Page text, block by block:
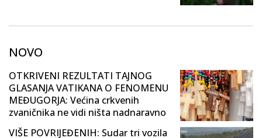
NOVO
OTKRIVENI REZULTATI TAJNOG
GLASANJA VATIKANA O FENOMENU
MEĐUGORJA: Većina crkvenih
zvaničnika ne vidi ništa nadnaravno
VIŠE POVRIJEĐENIH: Sudar tri vozila